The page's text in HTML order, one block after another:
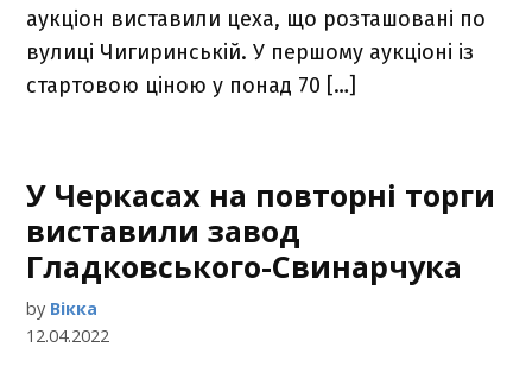
аукціон виставили цеха, що розташовані по
вулиці Чигиринській. У першому аукціоні із
стартовою ціною у понад 70 […]
У Черкасах на повторні торги
виставили завод
Гладковського-Свинарчука
by Вікка
12.04.2022